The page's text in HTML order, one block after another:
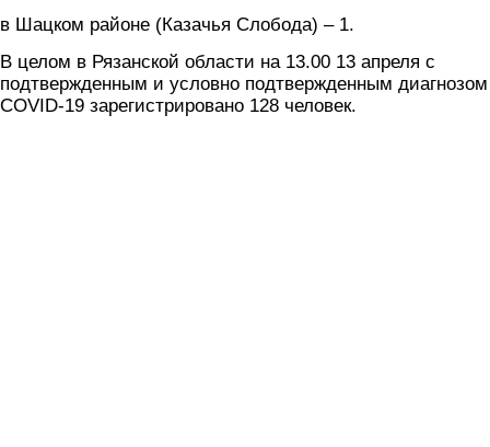
в Шацком районе (Казачья Слобода) – 1.
В целом в Рязанской области на 13.00 13 апреля с
подтвержденным и условно подтвержденным диагнозом
COVID-19 зарегистрировано 128 человек.